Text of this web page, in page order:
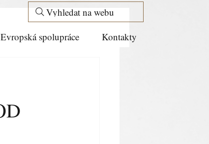
Evropská spolupráce Kontakty
Vyhledat na webu